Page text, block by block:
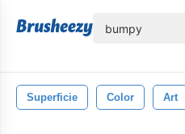
Superficie Color Art